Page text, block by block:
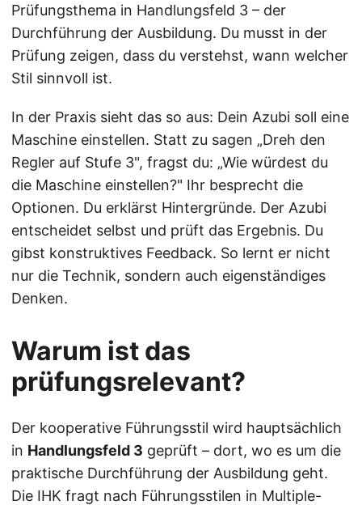
Prüfungsthema in Handlungsfeld 3 – der
Durchführung der Ausbildung. Du musst in der
Prüfung zeigen, dass du verstehst, wann welcher
Stil sinnvoll ist.
In der Praxis sieht das so aus: Dein Azubi soll eine
Maschine einstellen. Statt zu sagen „Dreh den
Regler auf Stufe 3", fragst du: „Wie würdest du
die Maschine einstellen?" Ihr besprecht die
Optionen. Du erklärst Hintergründe. Der Azubi
entscheidet selbst und prüft das Ergebnis. Du
gibst konstruktives Feedback. So lernt er nicht
nur die Technik, sondern auch eigenständiges
Denken.
Warum ist das
prüfungsrelevant?
Der kooperative Führungsstil wird hauptsächlich
in Handlungsfeld 3 geprüft – dort, wo es um die
praktische Durchführung der Ausbildung geht.
Die IHK fragt nach Führungsstilen in Multiple-